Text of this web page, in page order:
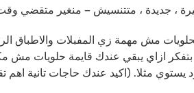
، جديدة ، متتنسيش – منغير متقضي
مش مهمة زي المفبلات والاطباق
ازاي يبقي عندك قايمة حلويات مش
يستوي مثلا. (اكيد عندك حاجات تانية اهم